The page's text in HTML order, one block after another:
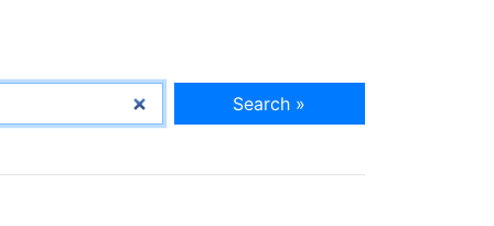
Search »